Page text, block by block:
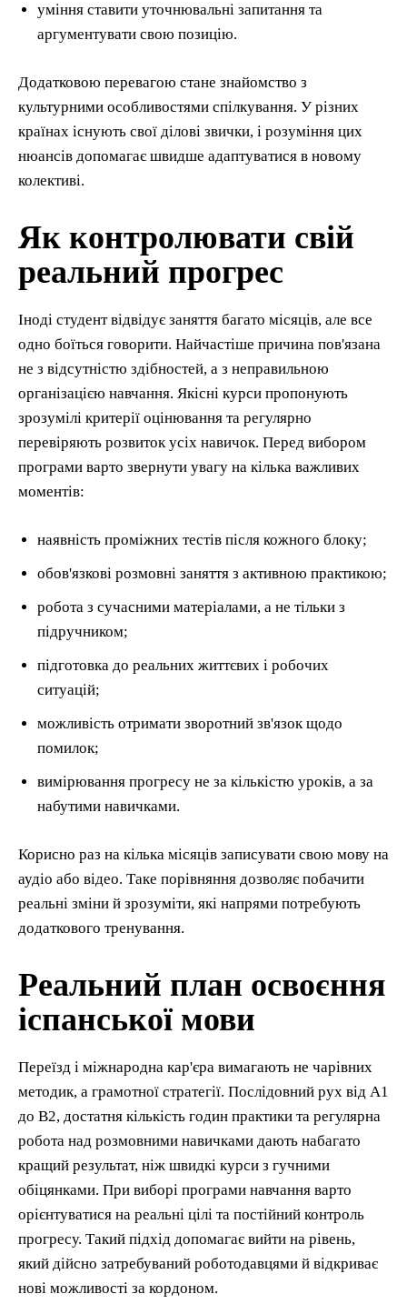
уміння ставити уточнювальні запитання та
аргументувати свою позицію.
Додатковою перевагою стане знайомство з
культурними особливостями спілкування. У різних
країнах існують свої ділові звички, і розуміння цих
нюансів допомагає швидше адаптуватися в новому
колективі.
Як контролювати свій
реальний прогрес
Іноді студент відвідує заняття багато місяців, але все
одно боїться говорити. Найчастіше причина пов'язана
не з відсутністю здібностей, а з неправильною
організацією навчання. Якісні курси пропонують
зрозумілі критерії оцінювання та регулярно
перевіряють розвиток усіх навичок. Перед вибором
програми варто звернути увагу на кілька важливих
моментів:
наявність проміжних тестів після кожного блоку;
обов'язкові розмовні заняття з активною практикою;
робота з сучасними матеріалами, а не тільки з
підручником;
підготовка до реальних життєвих і робочих
ситуацій;
можливість отримати зворотний зв'язок щодо
помилок;
вимірювання прогресу не за кількістю уроків, а за
набутими навичками.
Корисно раз на кілька місяців записувати свою мову на
аудіо або відео. Таке порівняння дозволяє побачити
реальні зміни й зрозуміти, які напрями потребують
додаткового тренування.
Реальний план освоєння
іспанської мови
Переїзд і міжнародна кар'єра вимагають не чарівних
методик, а грамотної стратегії. Послідовний рух від А1
до В2, достатня кількість годин практики та регулярна
робота над розмовними навичками дають набагато
кращий результат, ніж швидкі курси з гучними
обіцянками. При виборі програми навчання варто
орієнтуватися на реальні цілі та постійний контроль
прогресу. Такий підхід допомагає вийти на рівень,
який дійсно затребуваний роботодавцями й відкриває
нові можливості за кордоном.